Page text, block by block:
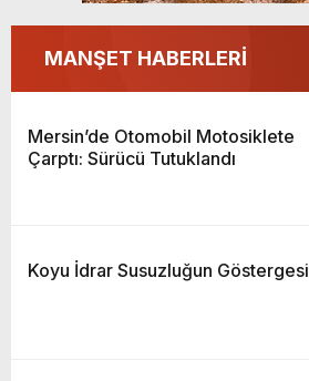
MANŞET HABERLERİ
Mersin’de Otomobil Motosiklete
Çarptı: Sürücü Tutuklandı
Koyu İdrar Susuzluğun Göstergesi